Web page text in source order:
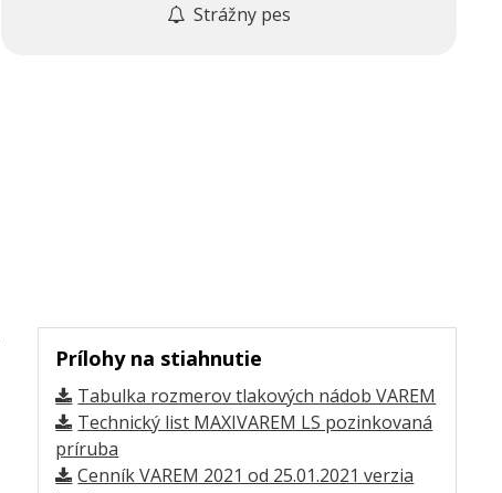
Strážny pes
Prílohy na stiahnutie
Tabulka rozmerov tlakových nádob VAREM
Technický list MAXIVAREM LS pozinkovaná
príruba
Cenník VAREM 2021 od 25.01.2021 verzia